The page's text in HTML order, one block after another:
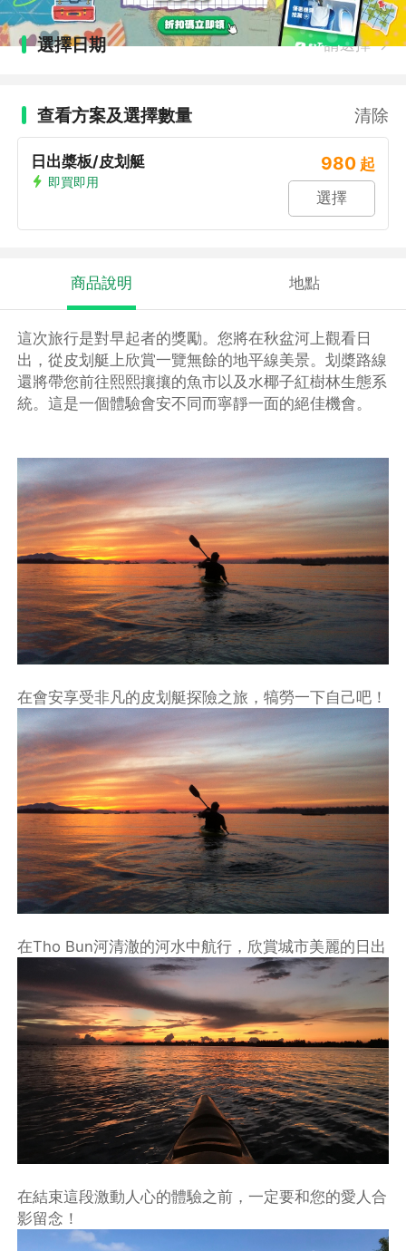
選擇日期 請選擇
查看方案及選擇數量 清除
日出槳板/皮划艇
即買即用
980 起
選擇
商品說明 地點
這次旅行是對早起者的獎勵。您將在秋盆河上觀看日
出，從皮划艇上欣賞一覽無餘的地平線美景。划槳路線
還將帶您前往熙熙攘攘的魚市以及水椰子紅樹林生態系
統。這是一個體驗會安不同而寧靜一面的絕佳機會。
在會安享受非凡的皮划艇探險之旅，犒勞一下自己吧！
在Tho Bun河清澈的河水中航行，欣賞城市美麗的日出
在結束這段激動人心的體驗之前，一定要和您的愛人合
影留念！